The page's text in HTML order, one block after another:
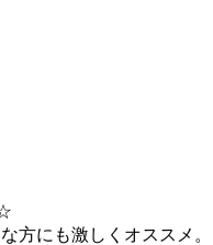
方にも激しくオススメ。